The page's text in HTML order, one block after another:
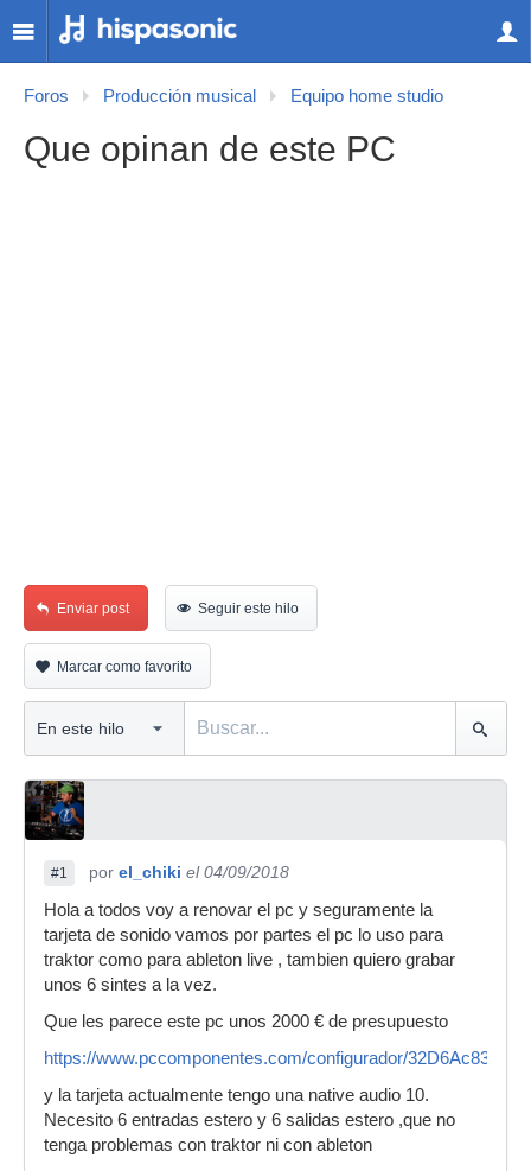
Foros Producción musical Equipo home studio
Que opinan de este PC
Enviar post Seguir este hilo
Marcar como favorito
#1 por el_chiki el 04/09/2018
Hola a todos voy a renovar el pc y seguramente la
tarjeta de sonido vamos por partes el pc lo uso para
traktor como para ableton live , tambien quiero grabar
unos 6 sintes a la vez.
Que les parece este pc unos 2000 € de presupuesto
https://www.pccomponentes.com/configurador/32D6Ac83F
y la tarjeta actualmente tengo una native audio 10.
Necesito 6 entradas estero y 6 salidas estero ,que no
tenga problemas con traktor ni con ableton